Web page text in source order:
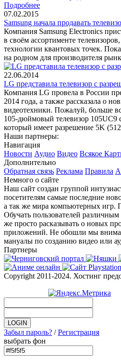
Подробнее
07.02.2015
Samsung начала продавать
Компания Samsung Electronics
в своём ассортименте
технологии квантовых точек.
на родном для производителя
22.06.2014
LG представила телевизор с
Компания LG провела в России
2014 года, а также рассказала о
видеотехники. Пожалуй, больше
105-дюймовый телевизор 105UC9
который имеет разрешение 5K
Наши партнеры:
Навигация
Новости Аудио Видео Всякое
Дополнительно
Обратная связь Реклама Правила
Немного о сайте
Наш сайт создан группой
посетителям самые последние
а так же мира компьютерных игр.
Обучать пользователей
же просто расказывать о новых
приложений. Не обошли мы
мануалы по созданию видео или
Партнеры
Copyright 2011-2024. Хостинг
Забыл пароль? /Регистрация
выбрать фон